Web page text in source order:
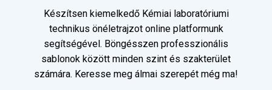
Készítsen kiemelkedő Kémiai laboratóriumi
technikus önéletrajzot online platformunk
segítségével. Böngésszen professzionális
sablonok között minden szint és szakterület
számára. Keresse meg álmai szerepét még ma!